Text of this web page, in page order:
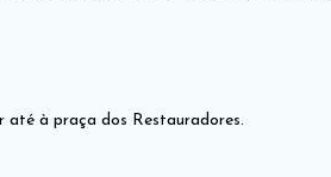
até à praça dos Restauradores.